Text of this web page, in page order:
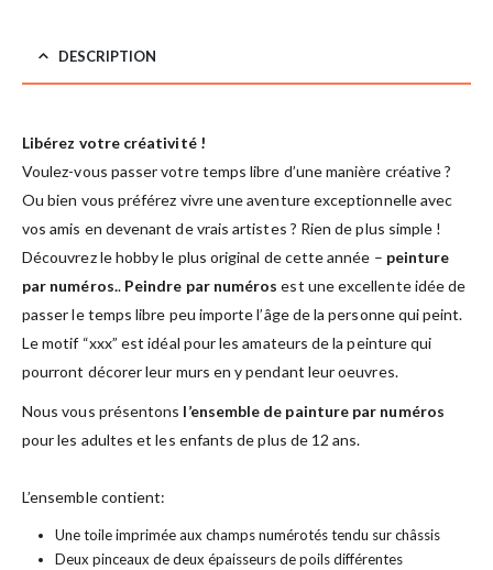
DESCRIPTION
Libérez votre créativité !
Voulez-vous passer votre temps libre d’une manière créative ?
Ou bien vous préférez vivre une aventure exceptionnelle avec
vos amis en devenant de vrais artistes ? Rien de plus simple !
Découvrez le hobby le plus original de cette année – peinture
par numéros.. Peindre par numéros est une excellente idée de
passer le temps libre peu importe l’âge de la personne qui peint.
Le motif “xxx” est idéal pour les amateurs de la peinture qui
pourront décorer leur murs en y pendant leur oeuvres.
Nous vous présentons l’ensemble de painture par numéros
pour les adultes et les enfants de plus de 12 ans.
L’ensemble contient:
Une toile imprimée aux champs numérotés tendu sur châssis
Deux pinceaux de deux épaisseurs de poils différentes